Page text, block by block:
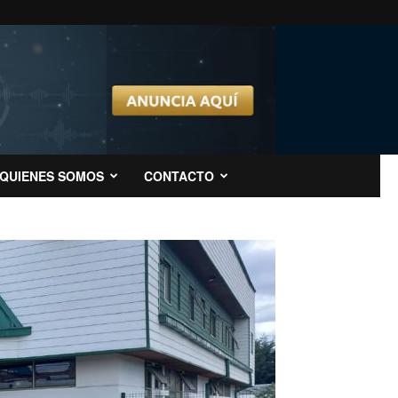
QUIENES SOMOS CONTACTO